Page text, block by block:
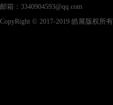
邮箱：3340904593@qq.com
CopyRight © 2017-2019 皓展版权所有